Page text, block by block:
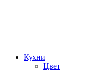
Кухни
Цвет